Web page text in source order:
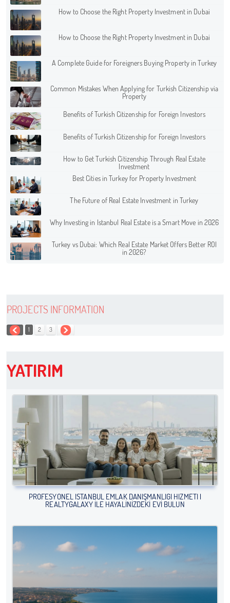
How to Choose the Right Property Investment in Dubai
How to Choose the Right Property Investment in Dubai
A Complete Guide for Foreigners Buying Property in Turkey
Common Mistakes When Applying for Turkish Citizenship via
Property
Benefits of Turkish Citizenship for Foreign Investors
Benefits of Turkish Citizenship for Foreign Investors
How to Get Turkish Citizenship Through Real Estate
Investment
Best Cities in Turkey for Property Investment
The Future of Real Estate Investment in Turkey
Why Investing in Istanbul Real Estate is a Smart Move in 2026
Turkey vs Dubai: Which Real Estate Market Offers Better ROI
in 2026?
PROJECTS INFORMATION
1 2 3
YATIRIM
PROFESYONEL İSTANBUL EMLAK DANIŞMANLIĞI HIZMETI |
REALTYGALAXY ILE HAYALINIZDEKI EVI BULUN